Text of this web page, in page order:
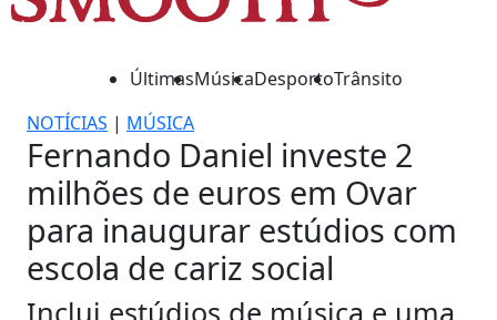
ÚltimasMúsicaDesportoTrânsito
NOTÍCIAS | MÚSICA
Fernando Daniel investe 2
milhões de euros em Ovar
para inaugurar estúdios com
escola de cariz social
Inclui estúdios de música e uma